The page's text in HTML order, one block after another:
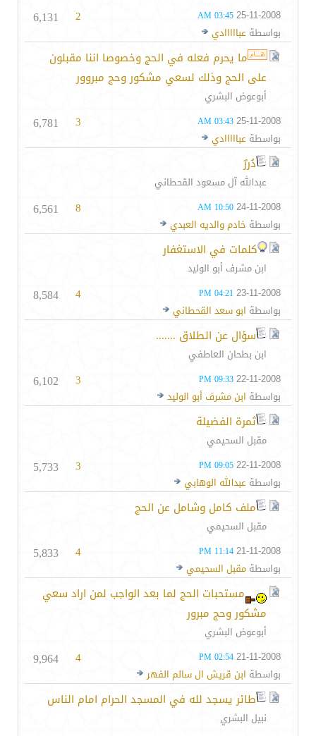
25-11-2008
03:45 AM
بواسطة عبااااادي
2
6,131
ما يحرم فعله في الحج وخصوصا اننا مقبلون
على الحج وذلك لسعي مشكور وحج مبروور
أبوعوض البشري
25-11-2008
03:43 AM
بواسطة عبااااادي
3
6,781
دُررٌ
عبدالله آل مسعود القحطاني
24-11-2008
10:50 AM
بواسطة خادم والديه العبدي
8
6,561
كلمات في الاستغفار
ابن مشرف أبو الوليد
23-11-2008
04:21 PM
بواسطة ابو سعد القحطاني
4
8,584
سؤال عن الطلاق .......
ابن بطحان العاطفي
22-11-2008
09:33 PM
بواسطة ابن مشرف أبو الوليد
3
6,102
ثمرة الفضيلة
مقبل السحيمي
22-11-2008
09:05 PM
بواسطة عبدالله الوهابي
3
5,733
ملف كامل وشامل عن الحج
مقبل السحيمي
21-11-2008
11:14 PM
بواسطة مقبل السحيمي
4
5,833
مستحبات الحج لما بعد الواجب لمن اراد سعي
مشكور وحج مبرور
أبوعوض البشري
21-11-2008
02:54 PM
بواسطة ابن قريش ال سالم الفهر
4
9,964
طائر يسجد لله في المسجد الحرام امام الناس
نبيل البشري